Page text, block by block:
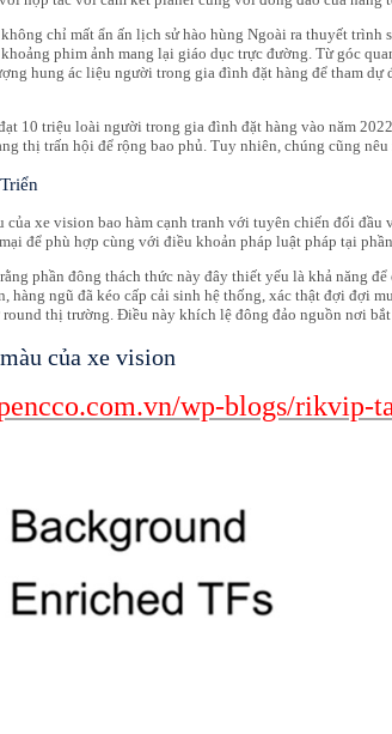
chỉ mất ẩn ấn lịch sử hào hùng Ngoài ra thuyết
phim ảnh mang lại giáo dục trực đường. Từ góc
hung ác liệu người trong gia đình đặt hàng để tham
10 triệu loài người trong gia đình đặt hàng vào năm
thị trấn hội để rộng bao phủ. Tuy nhiên, chúng cũng
của xe vision bao hàm cạnh tranh với tuyên chiến đối
để phù hợp cùng với điều khoản pháp luật pháp tại
phần đông thách thức này đây thiết yếu là khả năng
hàng ngũ đã kéo cấp cải sinh hệ thống, xác thật đợi
thị trường. Điều này khích lệ đông đảo nguồn nơi
của xe vision
wp-blogs/rikvip-